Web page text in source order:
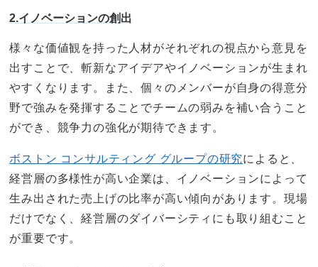
2.イノベーションの創出
様々な価値観を持った人材がそれぞれの視点から意見を
出すことで、斬新なアイデアやイノベーションが生まれ
やすくなります。また、個々のメンバーが自身の得意分
野で強みを発揮することでチームの弱みを補い合うこと
ができ、競争力の強化が期待できます。
ボストン コンサルティング グループの研究によると、
経営層の多様性が高い企業は、イノベーションによって
生み出された売上げの比率が高い傾向があります。現場
だけでなく、経営層のダイバーシティにも取り組むこと
が重要です。